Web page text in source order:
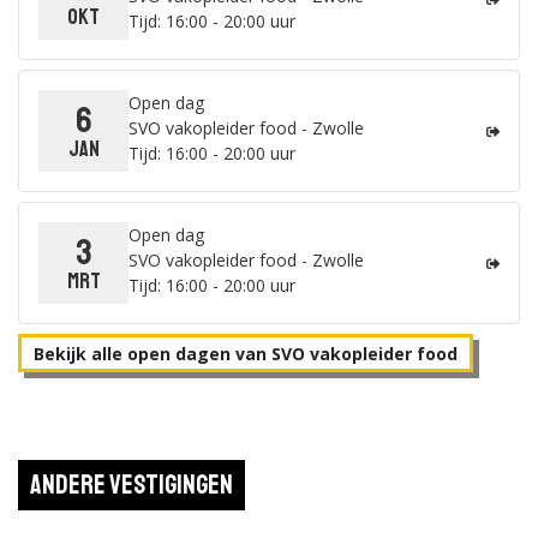
Bekijk de details
Duur: 2-3 jaar| Zwolle
Retailspecialist
Bekijk de details
Duur: 2-3 jaar|Zwolle |
Bedrijfsleider vers
Duur: 1-2 jaar|Zwolle|
okt
Tijd: 16:00 - 20:00 uur
6
jan
Open dag
SVO vakopleider food - Zwolle
Tijd: 16:00 - 20:00 uur
3
mrt
Open dag
SVO vakopleider food - Zwolle
Tijd: 16:00 - 20:00 uur
Bekijk alle open dagen van SVO vakopleider food
Andere vestigingen